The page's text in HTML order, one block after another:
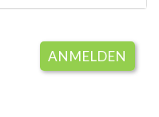
ANMELDEN